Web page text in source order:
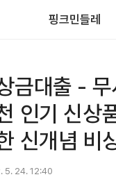
핑크민들레
금대출 - 무
인기 신상
신개념 비
5. 24. 12:40